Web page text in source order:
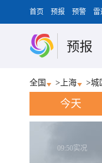
首页 预报 预警 雷
预报
全国 > 上海 >城
今天
09:50实况